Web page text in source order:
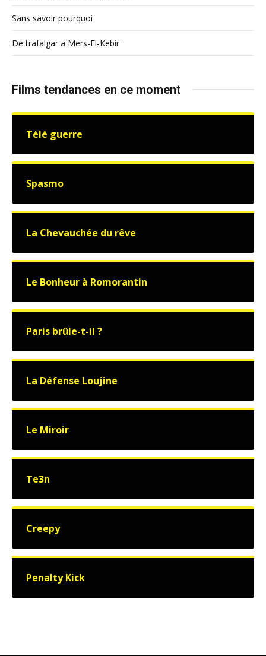
Sans savoir pourquoi
De trafalgar a Mers-El-Kebir
Films tendances en ce moment
Télé guerre
Spasmo
La Chevauchée du rêve
Le Bonheur à Romorantin
Paris brûle-t-il ?
La Défense Loujine
Le Miroir
Te3n
Creepy
Penalty Kick